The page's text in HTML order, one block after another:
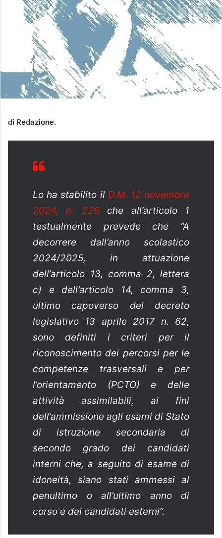
di Redazione.
Lo ha stabilito il D.M. 12 novembre
2024, n. 226che all’articolo 1
testualmente prevede che “A
decorrere dall’anno scolastico
2024/2025, in attuazione
dell’articolo 13, comma 2, lettera
c) e dell’articolo 14, comma 3,
ultimo capoverso del decreto
legislativo 13 aprile 2017 n. 62,
sono definiti i criteri per il
riconoscimento dei percorsi per le
competenze trasversali e per
l’orientamento (PCTO) e delle
attività assimilabili, ai fini
dell’ammissione agli esami di Stato
di istruzione secondaria di
secondo grado dei candidati
interni che, a seguito di esame di
idoneità, siano stati ammessi al
penultimo o all’ultimo anno di
corso e dei candidati esterni”.